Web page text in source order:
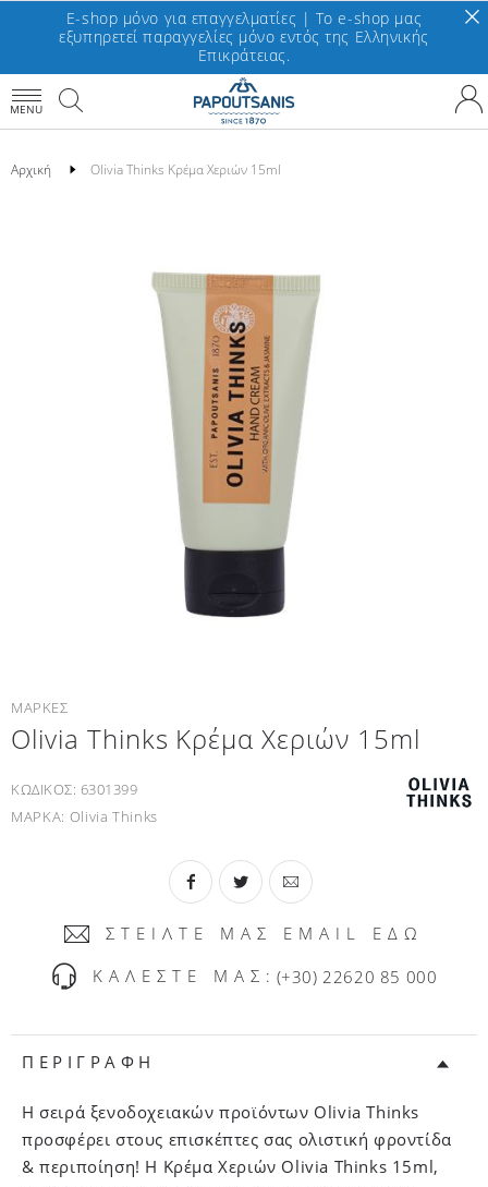
E-shop μόνο για επαγγελματίες | To e-shop μας
εξυπηρετεί παραγγελίες μόνο εντός της Ελληνικής
Επικράτειας.
MENU
Αρχική Olivia Thinks Κρέμα Χεριών 15ml
ΜΑΡΚΕΣ
Olivia Thinks Κρέμα Χεριών 15ml
ΚΩΔΙΚΟΣ: 6301399
ΜΑΡΚΑ: Olivia Thinks
ΣΤΕΙΛΤΕ ΜΑΣ EMAIL ΕΔΩ
ΚΑΛΕΣΤΕ ΜΑΣ: (+30) 22620 85 000
ΠΕΡΙΓΡΑΦΗ
Η σειρά ξενοδοχειακών προϊόντων Olivia Thinks
προσφέρει στους επισκέπτες σας ολιστική φροντίδα
& περιποίηση! Η Kρέμα Χεριών Olivia Thinks 15ml,